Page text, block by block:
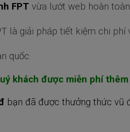
FPT vừa lướt web hoàn
là giải pháp tiết kiệm chi phí
quốc.
khách được miễn phí
bạn đã được thưởng thức vũ